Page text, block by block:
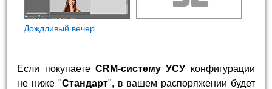
Дождливый вечер
Если покупаете CRM-систему УСУ конфигурации
не ниже "Стандарт", в вашем распоряжении будет